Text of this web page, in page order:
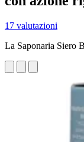
17 valutazioni
La Saponaria Siero